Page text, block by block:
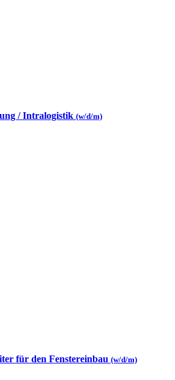
/ Intralogistik (w/d/m)
für den Fenstereinbau (w/d/m)